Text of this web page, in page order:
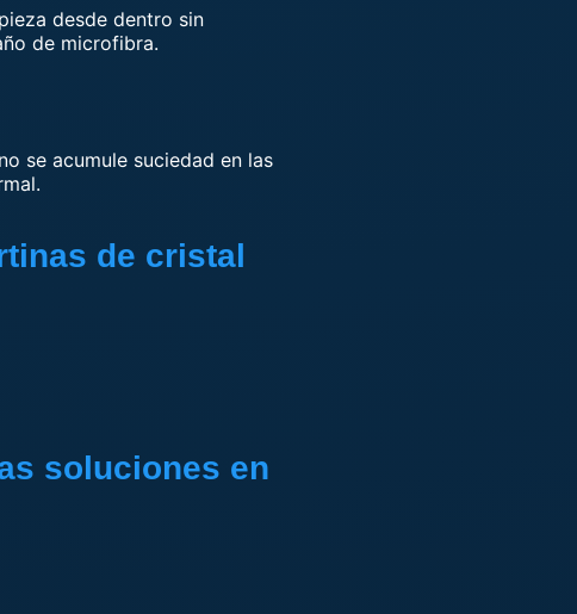
desde dentro sin
de microfibra.
se acumule suciedad en las
de cristal
soluciones en